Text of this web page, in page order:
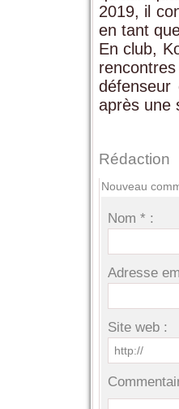
2019, il
en tant
En club,
après une
Rédaction
Nouveau
Nom * :
Adresse
Site web :